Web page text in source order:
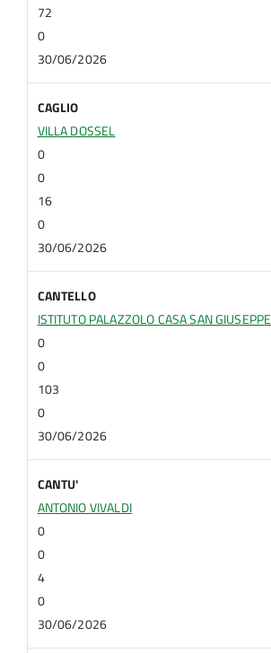
72
0
30/06/2026
CAGLIO
VILLA DOSSEL
0
0
16
0
30/06/2026
CANTELLO
ISTITUTO PALAZZOLO CASA SAN GIUSEPPE
0
0
103
0
30/06/2026
CANTU'
ANTONIO VIVALDI
0
0
4
0
30/06/2026